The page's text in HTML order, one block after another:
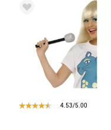
4.53/5.00